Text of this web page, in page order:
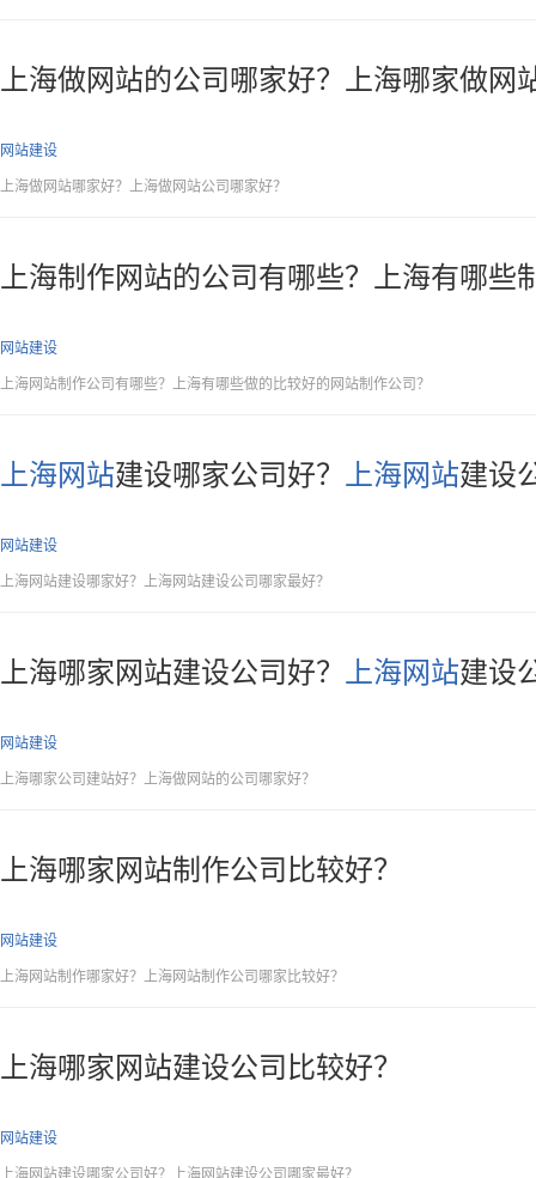
上海做网站的公司哪家好？上海哪家做网
网站建设
上海做网站哪家好？上海做网站公司哪家好？
上海制作网站的公司有哪些？上海有哪些
网站建设
上海网站制作公司有哪些？上海有哪些做的比较好的网站制作公司？
上海网站建设哪家公司好？ 上海网站建设
网站建设
上海网站建设哪家好？上海网站建设公司哪家最好？
上海哪家网站建设公司好？ 上海网站建设
网站建设
上海哪家公司建站好？上海做网站的公司哪家好？
上海哪家网站制作公司比较好？
网站建设
上海网站制作哪家好？上海网站制作公司哪家比较好？
上海哪家网站建设公司比较好？
网站建设
上海网站建设哪家公司好？上海网站建设公司哪家最好？